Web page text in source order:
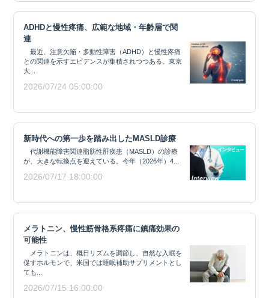
ADHDと慢性疼痛、広範な地域・年齢層で関
連
最近、注意欠陥・多動性障害（ADHD）と慢性疼痛
との関連を示すエビデンスが集積されつつある。東京
大...
2026/07/24 05:00:00
新時代への第一歩を踏み出したMASLD診療
代謝機能障害関連脂肪性肝疾患（MASLD）の診療
が、大きな転換点を迎えている。今年（2026年）4...
2026/07/17 18:00:00
メラトニン、慢性筋骨格系疼痛に鎮痛効果の
可能性
メラトニンは、概日リズムを調節し、自然な入眠を
促すホルモンで、米国では睡眠補助サプリメントとし
ても...
2026/07/15 16:00:00